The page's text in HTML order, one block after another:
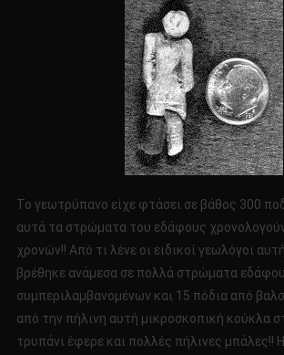
Το γεωτρύπανο είχε φτάσει σε βάθος 300
αυτά τα στρώματα του εδάφους
χρονών!! Από τι λένε οι ειδικοί γεωλόγοι
βρέθηκε ανάμεσα σε πολλά στρώματα
συμπεριλαμβανομένων και 15 πόδια από
από την πήλινη αυτή μικροσκοπική κούκλα
τρυπάνι έφερε και πολλές πήλινες μπάλες!!